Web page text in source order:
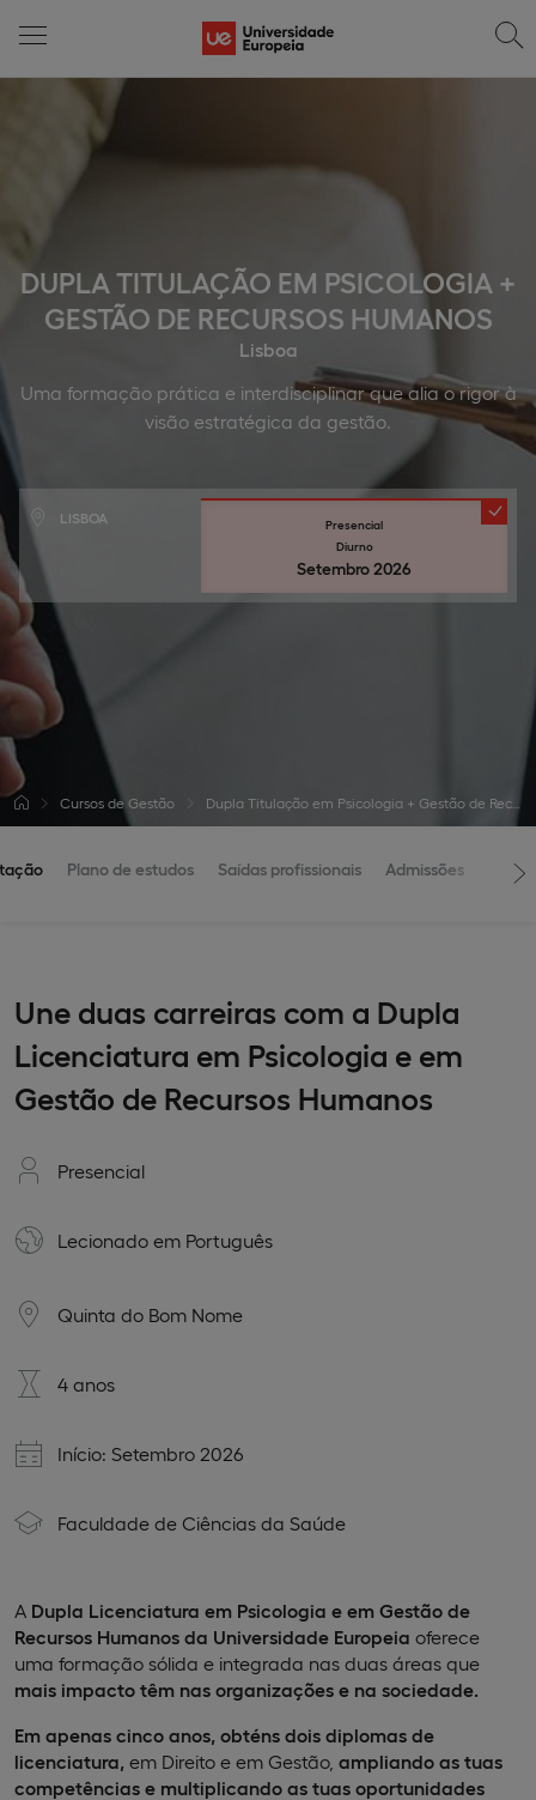
DUPLA TITULAÇÃO EM PSICOLOGIA +
GESTÃO DE RECURSOS HUMANOS
Lisboa
Uma formação prática e interdisciplinar que alia o rigor à
visão estratégica da gestão.
LISBOA
Presencial
Diurno
Setembro 2026
Cursos de Gestão Dupla Titulação em Psicologia + Gestão de Recursos Humanos
Plano de estudos Saídas profissionais Admissões
Une duas carreiras com a Dupla
Licenciatura em Psicologia e em
Gestão de Recursos Humanos
Presencial
Lecionado em Português
Quinta do Bom Nome
4 anos
Início: Setembro 2026
Faculdade de Ciências da Saúde
A Dupla Licenciatura em Psicologia e em Gestão de
Recursos Humanos da Universidade Europeia oferece
uma formação sólida e integrada nas duas áreas que
mais impacto têm nas organizações e na sociedade.
Em apenas cinco anos, obténs dois diplomas de
licenciatura, em Direito e em Gestão, ampliando as tuas
competências e multiplicando as tuas oportunidades